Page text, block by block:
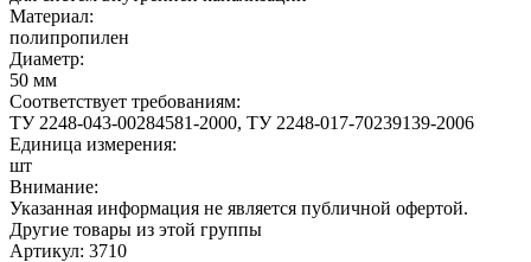
Материал:
полипропилен
Диаметр:
50 мм
Соответствует требованиям:
ТУ 2248-043-00284581-2000, ТУ 2248-017-70239139-2006
Единица измерения:
шт
Внимание:
Указанная информация не является публичной офертой.
Другие товары из этой группы
Артикул: 3710